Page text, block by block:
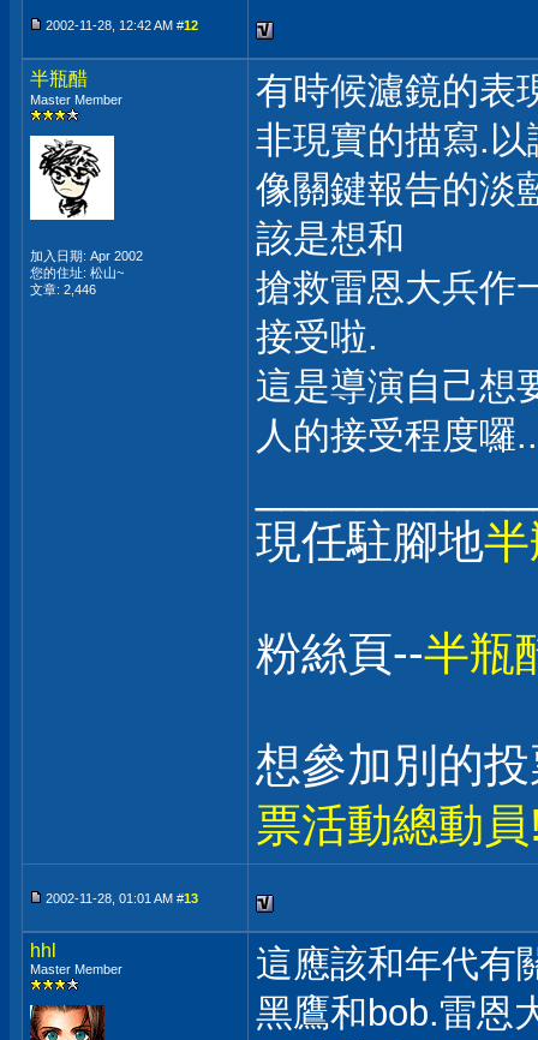
2002-11-28, 12:42 AM #12
半瓶醋
Master Member
加入日期: Apr 2002
您的住址: 松山~
文章: 2,446
有時候濾鏡的表
非現實的描寫.
像關鍵報告的淡
該是想和
搶救雷恩大兵作
接受啦.
這是導演自己想
人的接受程度囉
現任駐腳地
粉絲頁--半瓶
想參加別的
票活動總動
2002-11-28, 01:01 AM #13
hhl
Master Member
這應該和年代有
黑鷹和bob.雷恩